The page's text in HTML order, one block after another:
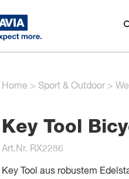
Home > Sport & Outdoor>
Key Tool
Art.Nr. RX2286
Key Tool aus robustem